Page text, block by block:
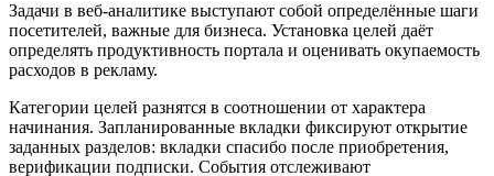
Задачи в веб-аналитике выступают собой определённые шаги
посетителей, важные для бизнеса. Установка целей даёт
определять продуктивность портала и оценивать окупаемость
расходов в рекламу.
Категории целей разнятся в соотношении от характера
начинания. Запланированные вкладки фиксируют открытие
заданных разделов: вкладки спасибо после приобретения,
верификации подписки. События отслеживают